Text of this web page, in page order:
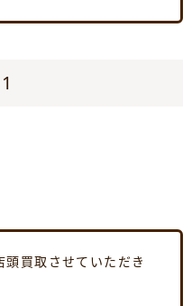
買取させていただき